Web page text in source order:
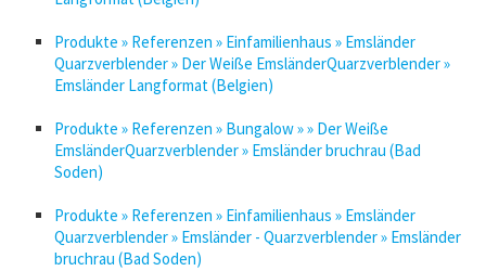
Produkte » Referenzen » Einfamilienhaus » Emsländer
Quarzverblender » Der Weiße EmsländerQuarzverblender »
Emsländer Langformat (Belgien)
Produkte » Referenzen » Bungalow » » Der Weiße
EmsländerQuarzverblender » Emsländer bruchrau (Bad
Soden)
Produkte » Referenzen » Einfamilienhaus » Emsländer
Quarzverblender » Emsländer - Quarzverblender » Emsländer
bruchrau (Bad Soden)